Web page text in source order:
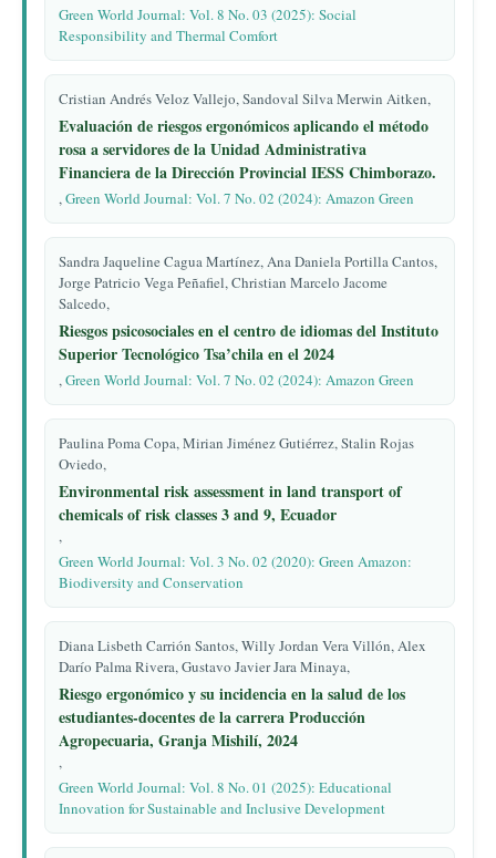
Green World Journal: Vol. 8 No. 03 (2025): Social
Responsibility and Thermal Comfort
Cristian Andrés Veloz Vallejo, Sandoval Silva Merwin Aitken,
Evaluación de riesgos ergonómicos aplicando el método
rosa a servidores de la Unidad Administrativa
Financiera de la Dirección Provincial IESS Chimborazo.
,Green World Journal: Vol. 7 No. 02 (2024): Amazon Green
Sandra Jaqueline Cagua Martínez, Ana Daniela Portilla Cantos,
Jorge Patricio Vega Peñafiel, Christian Marcelo Jacome
Salcedo,
Riesgos psicosociales en el centro de idiomas del Instituto
Superior Tecnológico Tsa’chila en el 2024
,Green World Journal: Vol. 7 No. 02 (2024): Amazon Green
Paulina Poma Copa, Mirian Jiménez Gutiérrez, Stalin Rojas
Oviedo,
Environmental risk assessment in land transport of
chemicals of risk classes 3 and 9, Ecuador
,
Green World Journal: Vol. 3 No. 02 (2020): Green Amazon:
Biodiversity and Conservation
Diana Lisbeth Carrión Santos, Willy Jordan Vera Villón, Alex
Darío Palma Rivera, Gustavo Javier Jara Minaya,
Riesgo ergonómico y su incidencia en la salud de los
estudiantes-docentes de la carrera Producción
Agropecuaria, Granja Mishilí, 2024
,
Green World Journal: Vol. 8 No. 01 (2025): Educational
Innovation for Sustainable and Inclusive Development